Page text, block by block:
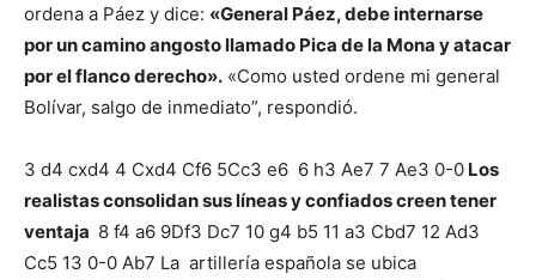
ordena a Páez y dice: «General Páez, debe internarse
por un camino angosto llamado Pica de la Mona y atacar
por el flanco derecho». «Como usted ordene mi general
Bolívar, salgo de inmediato”, respondió.
3 d4 cxd4 4 Cxd4 Cf6 5Cc3 e6 6 h3 Ae7 7 Ae3 0-0 Los
realistas consolidan sus líneas y confiados creen tener
ventaja 8 f4 a6 9Df3 Dc7 10 g4 b5 11 a3 Cbd7 12 Ad3
Cc5 13 0-0 Ab7 La artillería española se ubica